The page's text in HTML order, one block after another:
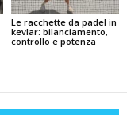
Le racchette da padel in
kevlar: bilanciamento,
controllo e potenza